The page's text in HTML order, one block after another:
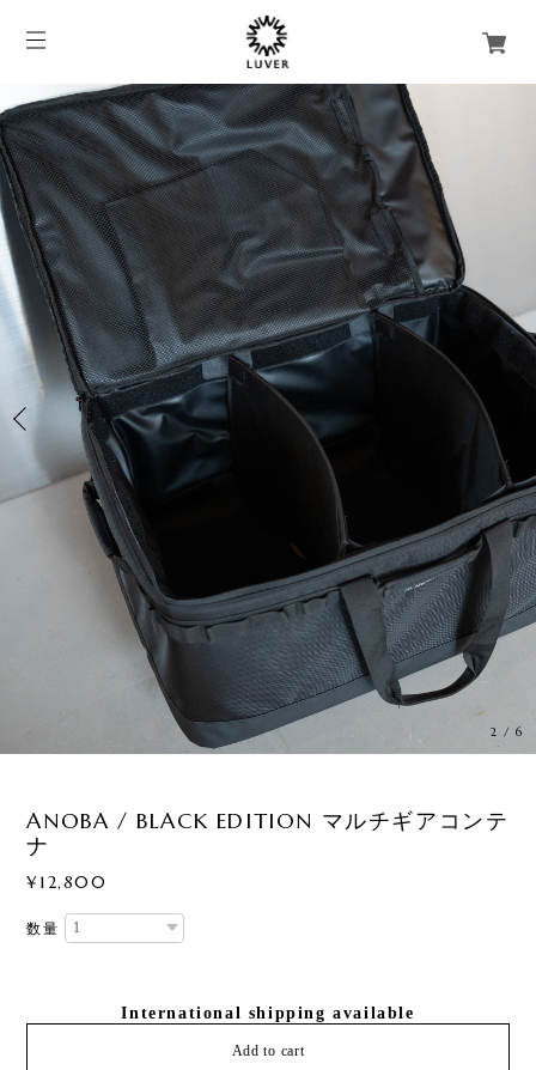
3 /6
ANOBA / BLACK EDITION マルチギアコンテ
ナ
¥12,800
数量
International shipping available
Add to cart